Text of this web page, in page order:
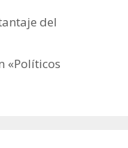
del
«Políticos